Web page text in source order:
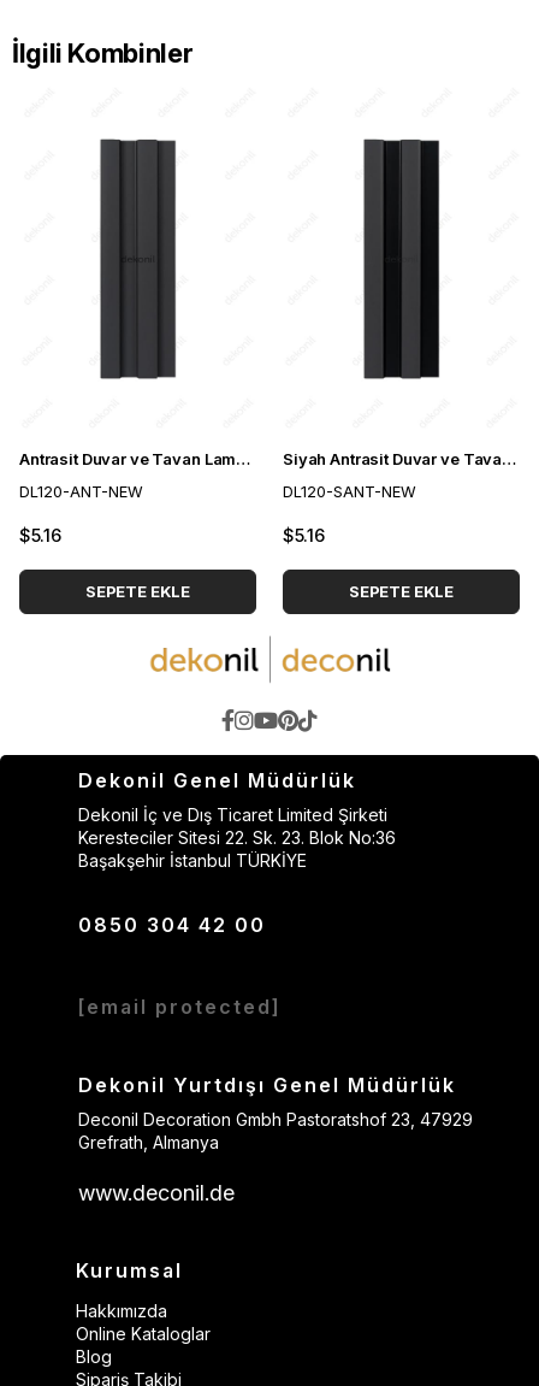
İlgili Kombinler
Antrasit Duvar ve Tavan Lambri 12cm
DL120-ANT-NEW
$5.16
SEPETE EKLE
Siyah Antrasit Duvar ve Tavan Lambri 12cm
DL120-SANT-NEW
$5.16
SEPETE EKLE
Dekonil Genel Müdürlük
Dekonil İç ve Dış Ticaret Limited Şirketi
Keresteciler Sitesi 22. Sk. 23. Blok No:36
Başakşehir İstanbul TÜRKİYE
0850 304 42 00
[email protected]
Dekonil Yurtdışı Genel Müdürlük
Deconil Decoration Gmbh Pastoratshof 23, 47929
Grefrath, Almanya
www.deconil.de
Kurumsal
Hakkımızda
Online Kataloglar
Blog
Sipariş Takibi